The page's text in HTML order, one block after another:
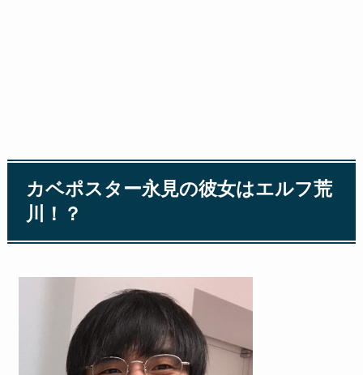
カベポスター永見の彼女はエルフ荒
川！？